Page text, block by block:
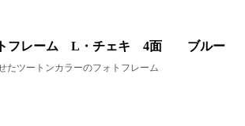
フレーム L・チェキ 4面 ブルー
たツートンカラーのフォトフレーム